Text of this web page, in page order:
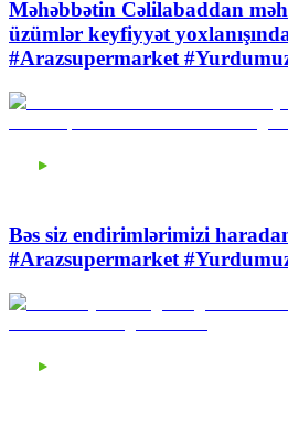
Məhəbbətin Cəlilabaddan
üzümlər keyfiyyət
#Arazsupermarket
Bəs siz endirimlərimizi
#Arazsupermarket